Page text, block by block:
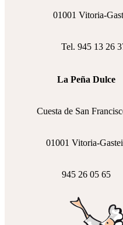
01001 Vitoria-
Tel. 945 13 26
La Peña Dulce
Cuesta de San
01001 Vitoria-
945 26 05 65